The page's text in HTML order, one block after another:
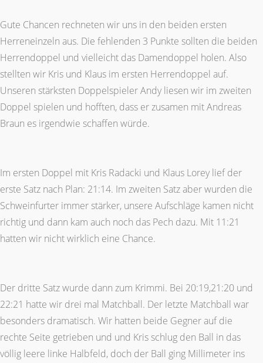
Gute Chancen rechneten wir uns in den beiden ersten
Herreneinzeln aus. Die fehlenden 3 Punkte sollten die beiden
Herrendoppel und vielleicht das Damendoppel holen. Also
stellten wir Kris und Klaus im ersten Herrendoppel auf.
Unseren stärksten Doppelspieler Andy liesen wir im zweiten
Doppel spielen und hofften, dass er zusamen mit Andreas
Braun es irgendwie schaffen würde.
Im ersten Doppel mit Kris Radacki und Klaus Lorey lief der
erste Satz nach Plan: 21:14. Im zweiten Satz aber wurden die
Schweinfurter immer stärker, unsere Aufschläge kamen nicht
richtig und dann kam auch noch das Pech dazu. Mit 11:21
hatten wir nicht wirklich eine Chance.
Der dritte Satz wurde dann zum Krimmi. Bei 20:19,21:20 und
22:21 hatte wir drei mal Matchball. Der letzte Matchball war
besonders dramatisch. Wir hatten beide Gegner auf die
rechte Seite getrieben und und Kris schlug den Ball in das
völlig leere linke Halbfeld, doch der Ball ging Millimeter ins